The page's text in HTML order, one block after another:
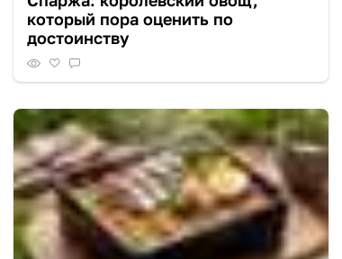
который пора оценить по
достоинству